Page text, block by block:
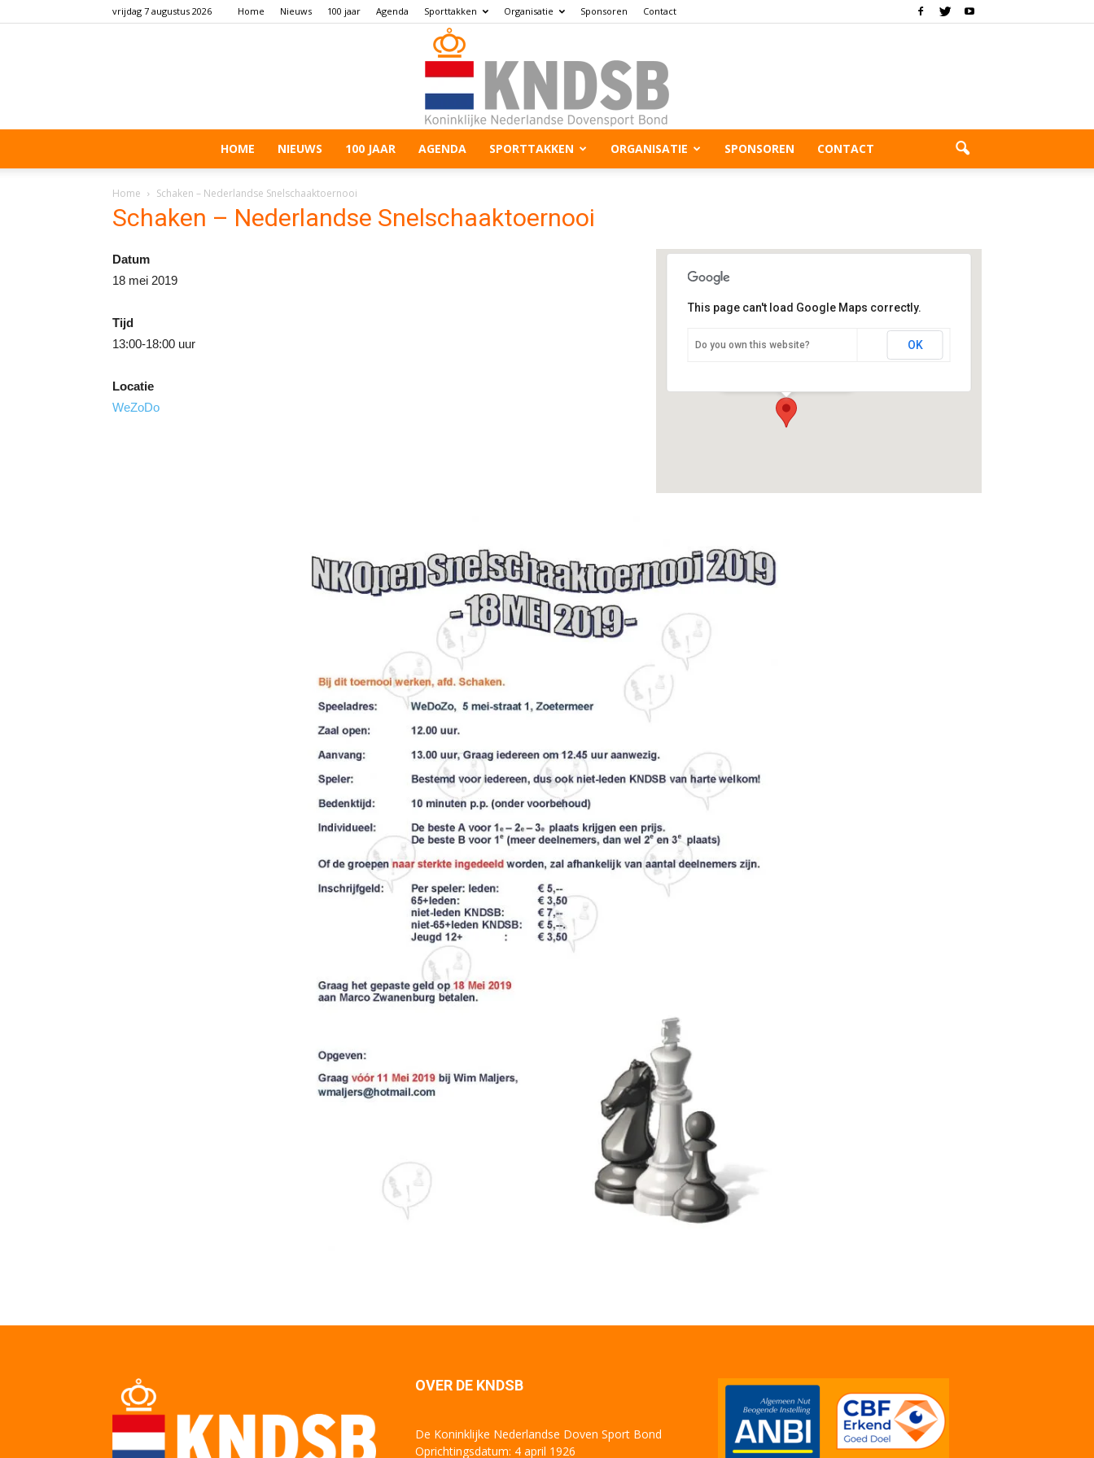
vrijdag 7 augustus 2026 Home Nieuws 100 jaar Agenda Sporttakken Organisatie Sponsoren Contact
HOME NIEUWS 100 JAAR AGENDA SPORTTAKKEN ORGANISATIE SPONSOREN CONTACT
Home Schaken – Nederlandse Snelschaaktoernooi
Schaken – Nederlandse Snelschaaktoernooi
WeZoDo
This page can't load Google Maps correctly.
Do you own this website? OK
Datum
18 mei 2019
Tijd
13:00-18:00 uur
Locatie
WeZoDo
OVER DE KNDSB
De Koninklijke Nederlandse Doven Sport Bond
Oprichtingsdatum: 4 april 1926